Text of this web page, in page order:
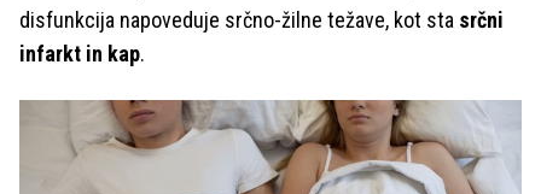
disfunkcija napoveduje srčno-žilne težave, kot sta srčni
infarkt in kap.